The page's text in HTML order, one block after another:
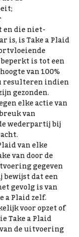
die niet-
is, is Take a Plaid
is tot een
van 100%
resulteren indien
gezonden.
elke actie van
van
wederpartij bij
van elke
van door de
gegeven
dat een
gevolg is van
a Plaid zelf.
voor opzet of
Take a Plaid
de uitvoering